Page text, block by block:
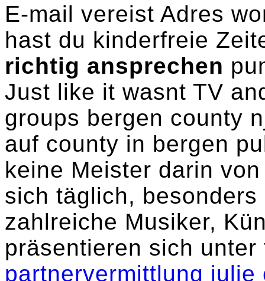
E-mail vereist Adres
hast du kinderfreie
richtig ansprechen
Just like it wasnt TV
groups bergen county
auf county in bergen
keine Meister darin
sich täglich,
zahlreiche Musiker,
präsentieren sich unter
partnervermittlung